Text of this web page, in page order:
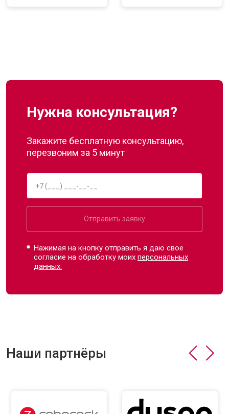
Нужна консультация?
Закажите бесплатную консультацию,
перезвоним за 5 минут
Отправить заявку
Нажимая на кнопку отправить я даю свое
согласие на обработку моихперсональных
данных.
Наши партнёры